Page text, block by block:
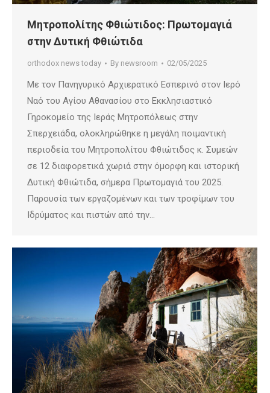
Μητροπολίτης Φθιώτιδος: Πρωτομαγιά
στην Δυτική Φθιώτιδα
orthodox news today By newsroom 02/05/2025
Με τον Πανηγυρικό Αρχιερατικό Εσπερινό στον Ιερό
Ναό του Αγίου Αθανασίου στο Εκκλησιαστικό
Γηροκομείο της Ιεράς Μητροπόλεως στην
Σπερχειάδα, ολοκληρώθηκε η μεγάλη ποιμαντική
περιοδεία του Μητροπολίτου Φθιώτιδος κ. Συμεών
σε 12 διαφορετικά χωριά στην όμορφη και ιστορική
Δυτική Φθιώτιδα, σήμερα Πρωτομαγιά του 2025.
Παρουσία των εργαζομένων και των τροφίμων του
Ιδρύματος και πιστών από την…